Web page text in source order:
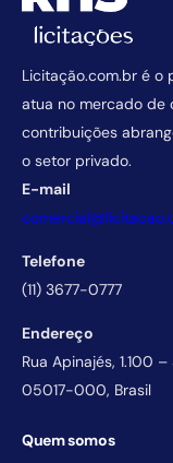
Licitação.com.br é o
atua no mercado de
contribuições
o setor privado.
E-mail
Telefone
(11) 3677-0777
Endereço
Rua Apinajés, 1.100
05017-000, Brasil
Quem somos